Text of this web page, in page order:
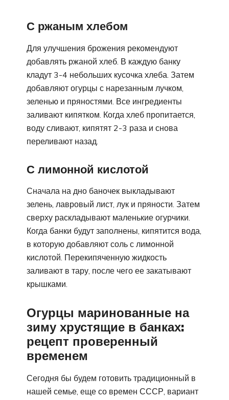
С ржаным хлебом
Для улучшения брожения рекомендуют
добавлять ржаной хлеб. В каждую банку
кладут 3-4 небольших кусочка хлеба. Затем
добавляют огурцы с нарезанным лучком,
зеленью и пряностями. Все ингредиенты
заливают кипятком. Когда хлеб пропитается,
воду сливают, кипятят 2-3 раза и снова
переливают назад.
С лимонной кислотой
Сначала на дно баночек выкладывают
зелень, лавровый лист, лук и пряности. Затем
сверху раскладывают маленькие огурчики.
Когда банки будут заполнены, кипятится вода,
в которую добавляют соль с лимонной
кислотой. Перекипяченную жидкость
заливают в тару, после чего ее закатывают
крышками.
Огурцы маринованные на
зиму хрустящие в банках:
рецепт проверенный
временем
Сегодня бы будем готовить традиционный в
нашей семье, еще со времен СССР, вариант